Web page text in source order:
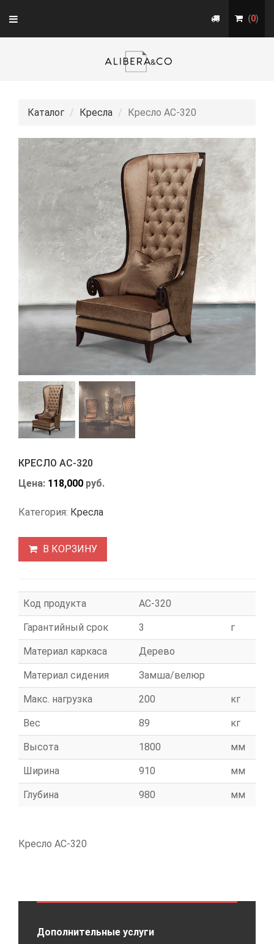
Toggle
navigation
(0)
Каталог Кресла Кресло АС-320
КРЕСЛО АС-320
Цена: 118,000 руб.
Категория: Кресла
В КОРЗИНУ
Код продукта АС-320
Гарантийный срок 3 г
Материал каркаса Дерево
Материал сидения Замша/велюр
Макс. нагрузка 200 кг
Вес 89 кг
Высота 1800 мм
Ширина 910 мм
Глубина 980 мм
Кресло АС-320
Дополнительные услуги